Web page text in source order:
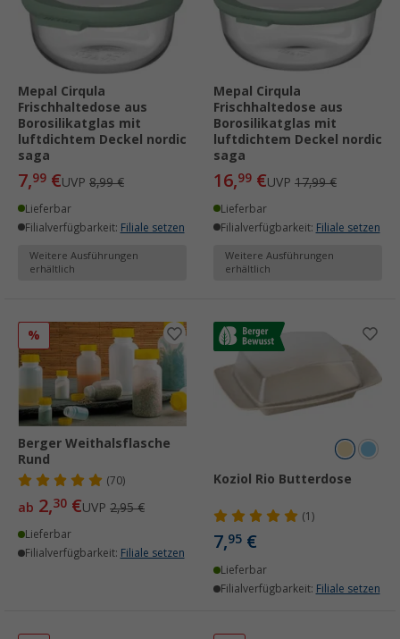
Mepal Cirqula
Frischhaltedose aus
Borosilikatglas mit
luftdichtem Deckel nordic
saga
7,99 €UVP 8,99 €
Lieferbar
Filialverfügbarkeit: Filiale setzen
Weitere Ausführungen
erhältlich
Mepal Cirqula
Frischhaltedose aus
Borosilikatglas mit
luftdichtem Deckel nordic
saga
16,99 €UVP 17,99 €
Lieferbar
Filialverfügbarkeit: Filiale setzen
Weitere Ausführungen
erhältlich
%
Berger Weithalsflasche
Rund
(70)
ab 2,30 €UVP 2,95 €
Lieferbar
Filialverfügbarkeit: Filiale setzen
Koziol Rio Butterdose
(1)
7,95 €
Lieferbar
Filialverfügbarkeit: Filiale setzen